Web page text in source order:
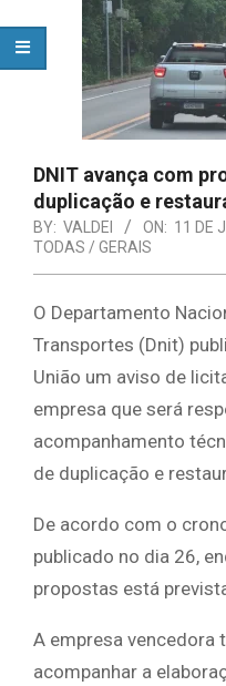
DNIT avança com
duplicação e
BY: VALDEI ON: 11 DE
TODAS / GERAIS
O Departamento
Transportes (Dnit)
União um aviso de
empresa que será
acompanhamento
de duplicação e
De acordo com o
publicado no dia 26,
propostas está
A empresa vencedora
acompanhar a